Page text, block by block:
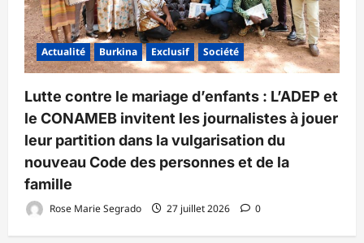
Actualité Burkina Exclusif Société
Lutte contre le mariage d’enfants : L’ADEP et
le CONAMEB invitent les journalistes à jouer
leur partition dans la vulgarisation du
nouveau Code des personnes et de la
famille
Rose Marie Segrado 27 juillet 2026 0